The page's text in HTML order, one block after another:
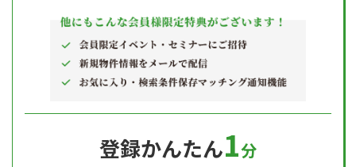
登録かんたん1分